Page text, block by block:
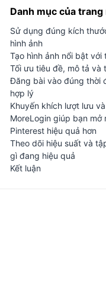
Danh mục của trang
Sử dụng đúng kích
hình ảnh
Tạo hình ảnh nổi bật
Tối ưu tiêu đề, mô tả và
Đăng bài vào đúng thời
hợp lý
Khuyến khích lượt lưu
MoreLogin giúp bạn mở
Pinterest hiệu quả hơn
Theo dõi hiệu suất và
gì đang hiệu quả
Kết luận